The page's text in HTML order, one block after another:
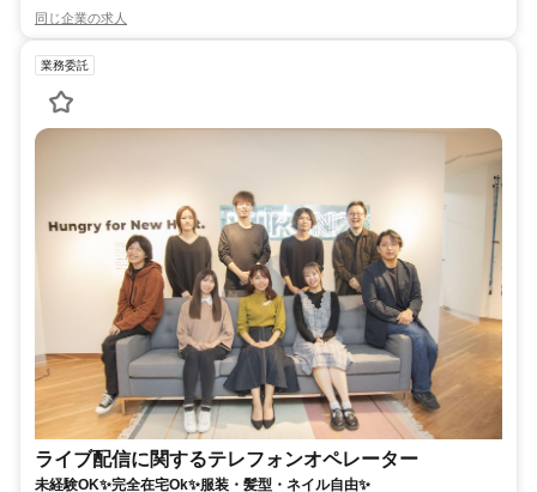
同じ企業の求人
業務委託
ライブ配信に関するテレフォンオペレーター
未経験OK✨完全在宅Ok✨服装・髪型・ネイル自由✨